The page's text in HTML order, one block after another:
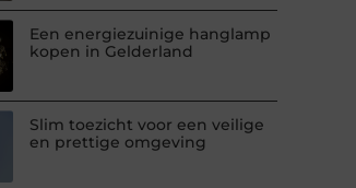
Een energiezuinige hanglamp
kopen in Gelderland
Slim toezicht voor een veilige
en prettige omgeving